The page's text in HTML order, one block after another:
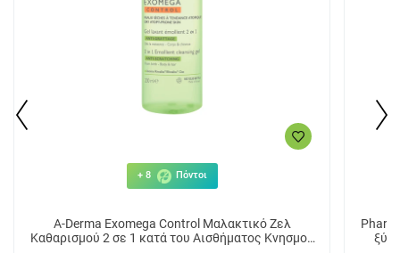
+ 8 Πόντοι
A-Derma Exomega Control Μαλακτικό Ζελ
Καθαρισμού 2 σε 1 κατά του Αισθήματος Κνησμού